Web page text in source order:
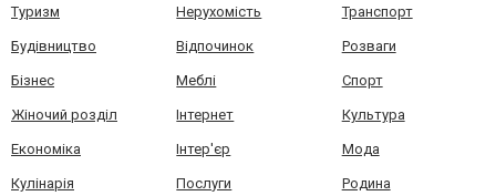
Туризм Нерухомість Транспорт
Будівництво Відпочинок Розваги
Бізнес Меблі Спорт
Жіночий розділ Інтернет Культура
Економіка Інтер'єр Мода
Кулінарія Послуги Родина